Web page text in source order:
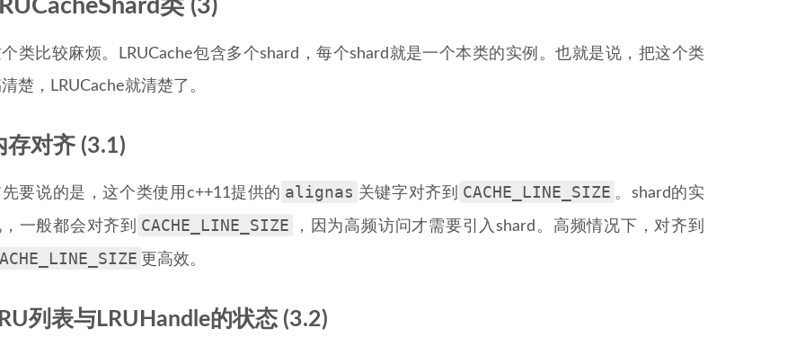
类 (3)
类比较麻烦。LRUCache包含多个shard，每个shard就是一个本类的实例。也就是说，把这个类
楚，LRUCache就清楚了。
存对齐 (3.1)
要说的是，这个类使用c++11提供的 alignas 关键字对齐到 CACHE_LINE_SIZE 。shard的实
一般都会对齐到 CACHE_LINE_SIZE ，因为高频访问才需要引入shard。高频情况下，对齐到
更高效。
列表与LRUHandle的状态 (3.2)